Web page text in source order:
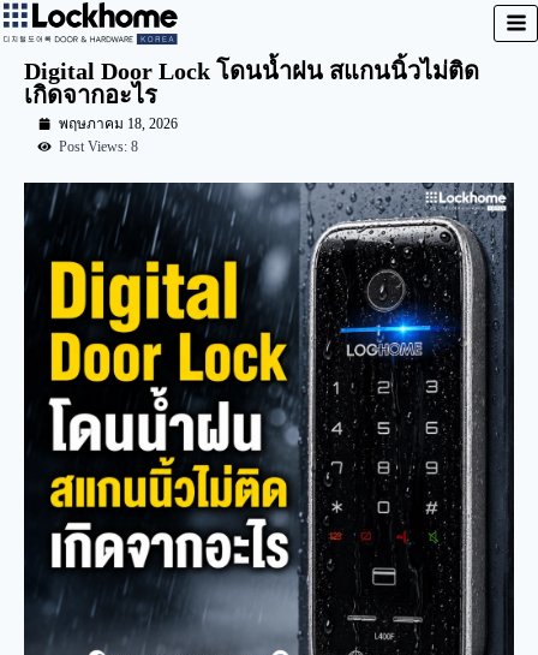
Digital Door Lock โดนน้ำฝน สแกนนิ้วไม่ติด
เกิดจากอะไร
พฤษภาคม 18, 2026
Post Views: 8